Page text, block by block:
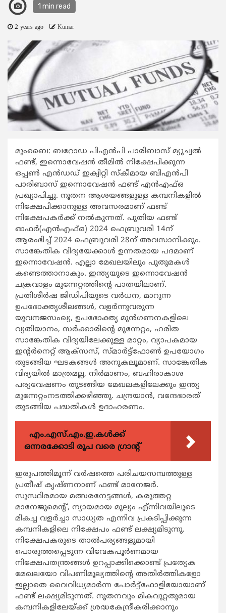
1 min read
2 years ago Kumar
മുംബൈ: ബറോഡ പിഎന്‍പി പാരിബാസ് മ്യൂച്വല്‍
ഫണ്ട്, ഇന്നൊവേഷന്‍ തീമില്‍ നിക്ഷേപിക്കുന്ന
ഒപ്പണ്‍ എന്‍ഡഡ് ഇക്വിറ്റി സ്‌കീമായ ബിഎന്‍പി
പാരിബാസ് ഇന്നൊവേഷന്‍ ഫണ്ട് എന്‍എഫ്ഒ
പ്രഖ്യാപിച്ചു. നൂതന ആശയങ്ങളുള്ള കമ്പനികളില്‍
നിക്ഷേപിക്കാനുള്ള അവസരമാണ് ഫണ്ട്
നിക്ഷേപകര്‍ക്ക് നല്‍കുന്നത്. പുതിയ ഫണ്ട്
ഓഫര്‍(എന്‍എഫ്ഒ) 2024 ഫെബ്രുവരി 14ന്
ആരംഭിച്ച് 2024 ഫെബ്രുവരി 28ന് അവസാനിക്കും.
സാങ്കേതിക വിദ്യയേക്കാള്‍ ഉന്നതമായ പദമാണ്
ഇന്നൊവേഷന്‍. എല്ലാ മേഖലയിലും പുതുമകള്‍
കണ്ടെത്താനാകും. ഇന്ത്യയുടെ ഇന്നൊവേഷന്‍
ചക്രവാളം മുന്നേറ്റത്തിന്റെ പാതയിലാണ്.
പ്രതിശീര്‍ഷ ജിഡിപിയുടെ വര്‍ധന, മാറുന്ന
ഉപഭോക്തൃശീലങ്ങള്‍, വളര്‍ന്നുവരുന്ന
യുവനജസംഖ്യ, ഉപഭോക്തൃ മുന്‍ഗണനകളിലെ
വ്യതിയാനം, സര്‍ക്കാരിന്റെ മുന്നേറ്റം, ഹരിത
സാങ്കേതിക വിദ്യയിലേക്കുള്ള മാറ്റം, വ്യാപകമായ
ഇന്റര്‍നെറ്റ് ആക്‌സസ്, സ്മാര്‍ട്ട്‌ഫോണ്‍ ഉപയോഗം
തുടങ്ങിയ ഘടകങ്ങള്‍ അനുകലൂമാണ്. സാങ്കേതിക
വിദ്യയില്‍ മാത്രമല്ല, നിര്‍മാണം, ബഹിരാകാശ
പര്യവേഷണം തുടങ്ങിയ മേഖലകളിലേക്കും ഇന്ത്യ
മുന്നേറ്റംനടത്തിക്കഴിഞ്ഞു. ചന്ദ്രയാന്‍, വന്ദേഭാരത്
തുടങ്ങിയ പദ്ധതികള്‍ ഉദാഹരണം.
എം.എസ്.എം.ഇ.കൾക്ക്
ഒന്നരക്കോടി രൂപ വരെ ഗ്രാന്റ്
ഇരുപത്തിമൂന്ന് വര്‍ഷത്തെ പരിചയസമ്പത്തുള്ള
പ്രതീഷ് കൃഷ്ണനാണ് ഫണ്ട് മാനേജര്‍.
സുസ്ഥിരമായ മത്സരനേട്ടങ്ങള്‍, കരുത്തറ്റ
മാനേജുമെന്റ്, ന്യായമായ മൂല്യം എ്ന്നിവയിലൂടെ
മികച്ച വളര്‍ച്ചാ സാധ്യത എന്നിവ പ്രകടിപ്പിക്കുന്ന
കമ്പനികളിലെ നിക്ഷേപം ഫണ്ട് ലക്ഷ്യമിടുന്നു.
നിക്ഷേപകരുടെ താല്‍പര്യങ്ങളുമായി
പൊരുത്തപ്പെടുന്ന വിവേകപൂര്‍ണമായ
നിക്ഷേപതന്ത്രങ്ങള്‍ ഉറപ്പാക്കിക്കൊണ്ട് പ്രത്യേക
മേഖലയോ വിപണിമൂല്യത്തിന്റെ അതിര്‍ത്തികളോ
ഇല്ലാതെ വൈവിധ്യമാര്‍ന്ന പോര്‍ട്ട്‌ഫോളിയോയാണ്
ഫണ്ട് ലക്ഷ്യമിടുന്നത്. നൂതനവും മികവുറ്റതുമായ
കമ്പനികളിലേയ്ക്ക് ശ്രദ്ധകേന്ദ്രീകരിക്കാനും